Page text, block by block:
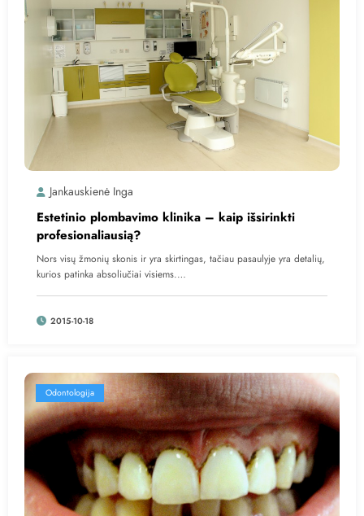
Jankauskienė Inga
Estetinio plombavimo klinika – kaip išsirinkti
profesionaliausią?
Nors visų žmonių skonis ir yra skirtingas, tačiau pasaulyje yra detalių,
kurios patinka absoliučiai visiems.…
2015-10-18
Odontologija